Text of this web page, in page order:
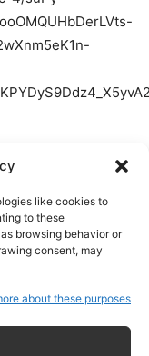
like cookies to
to these
browsing behavior or
consent, may
about these purposes
il petrolio.